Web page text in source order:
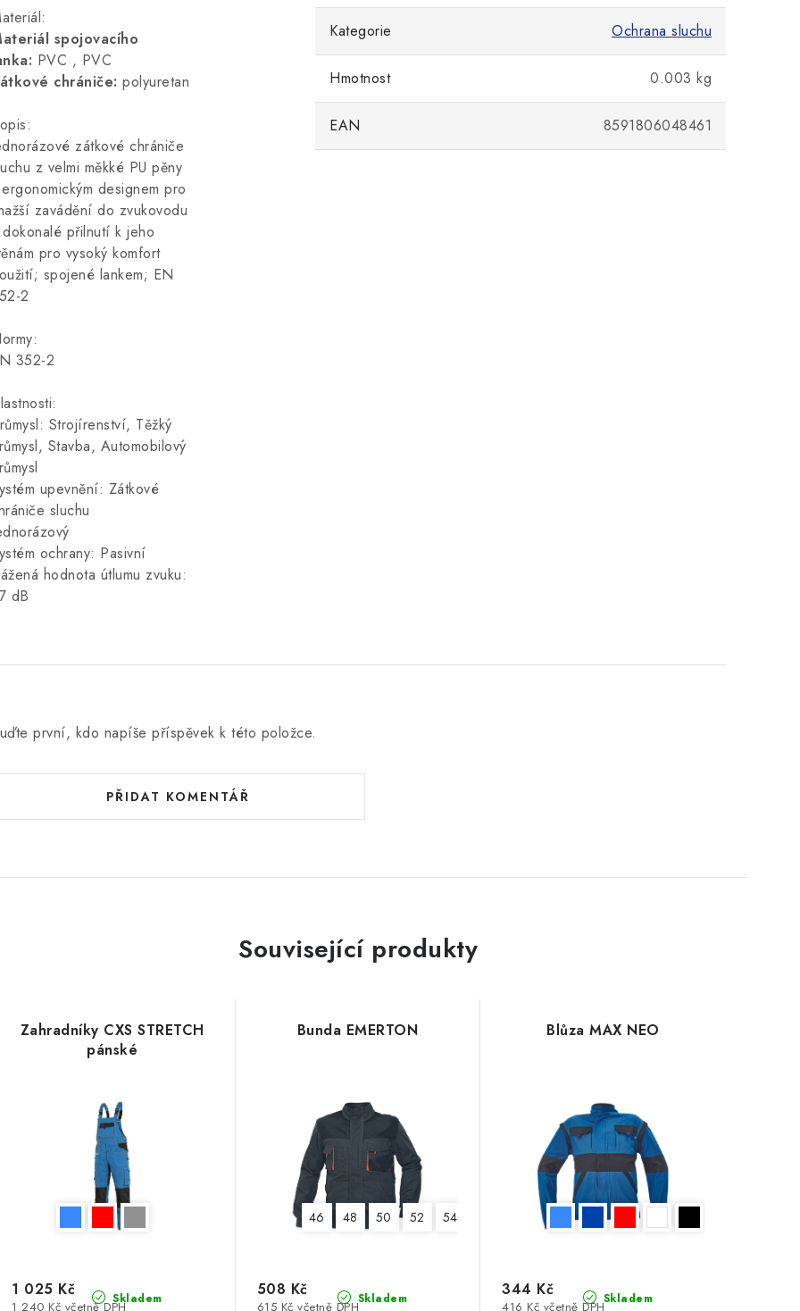
spojovacího
PVC , PVC
chrániče: polyuretan
zátkové chrániče
z velmi měkké PU pěny
designem pro
zavádění do zvukovodu
přilnutí k jeho
pro vysoký komfort
spojené lankem; EN
2
352-2
Strojírenství, Těžký
Stavba, Automobilový
upevnění: Zátkové
sluchu
ochrany: Pasivní
hodnota útlumu zvuku:
dB
Kategorie Ochrana sluchu
Hmotnost 0.003 kg
EAN 8591806048461
první, kdo napíše příspěvek k této položce.
PŘIDAT KOMENTÁŘ
Související produkty
Zahradníky CXS STRETCH
pánské
Skladem
1 240 Kč včetně DPH
1 025 Kč
Bunda EMERTON
46 48 50 52 54 60 62
Skladem
615 Kč včetně DPH
508 Kč
Blůza MAX NEO
Skladem
416 Kč včetně DPH
344 Kč